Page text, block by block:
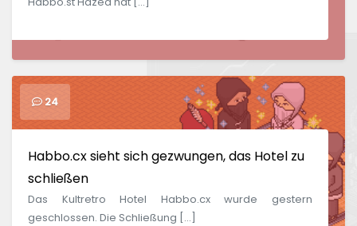
24
Habbo.cx sieht sich gezwungen, das Hotel zu
schließen
Das Kultretro Hotel Habbo.cx wurde gestern
geschlossen. Die Schließung […]